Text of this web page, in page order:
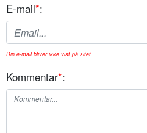
E-mail*:
Din e-mail bliver ikke vist på sitet.
Kommentar*: